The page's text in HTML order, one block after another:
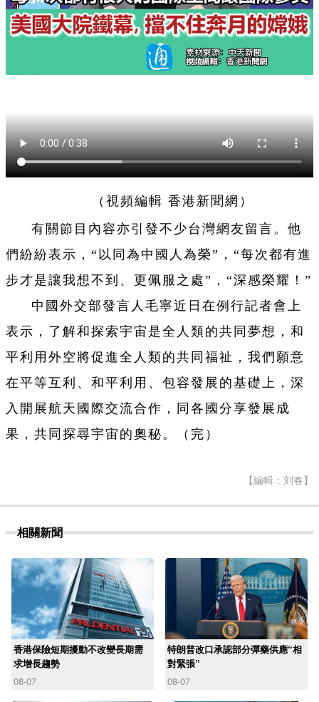
（視頻編輯 香港新聞網）
有關節目內容亦引發不少台灣網友留言。他
們紛紛表示，“以同為中國人為榮”，“每次都有進
步才是讓我想不到、更佩服之處”，“深感榮耀！”
中國外交部發言人毛寧近日在例行記者會上
表示，了解和探索宇宙是全人類的共同夢想，和
平利用外空將促進全人類的共同福祉，我們願意
在平等互利、和平利用、包容發展的基礎上，深
入開展航天國際交流合作，同各國分享發展成
果，共同探尋宇宙的奧秘。（完）
【編輯：刘春】
相關新聞
香港保險短期擾動不改變長期需
求增長趨勢
08-07
特朗普改口承認部分彈藥供應“相
對緊張”
08-07